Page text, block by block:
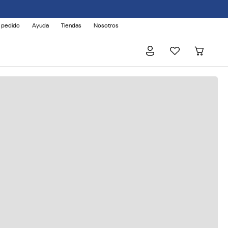
pedido Ayuda Tiendas Nosotros